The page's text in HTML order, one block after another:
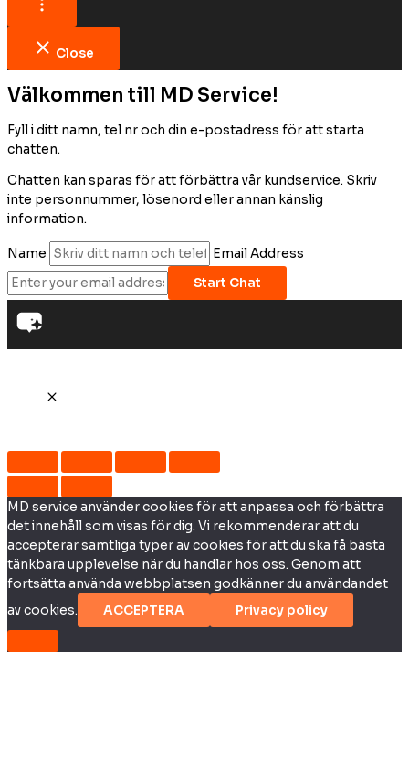
Close
Välkommen till MD Service!
Fyll i ditt namn, tel nr och din e-postadress för att starta
chatten.
Chatten kan sparas för att förbättra vår kundservice. Skriv
inte personnummer, lösenord eller annan känslig
information.
Name
Email Address
Start Chat
MD service använder cookies för att anpassa och förbättra
det innehåll som visas för dig. Vi rekommenderar att du
accepterar samtliga typer av cookies för att du ska få bästa
tänkbara upplevelse när du handlar hos oss. Genom att
fortsätta använda webbplatsen godkänner du användandet
av cookies.
ACCEPTERA Privacy policy